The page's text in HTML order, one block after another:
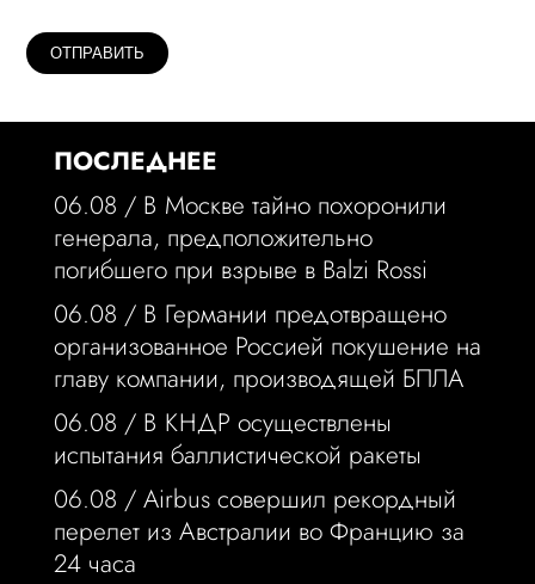
ПОСЛЕДНЕЕ
06.08 / В Москве тайно похоронили
генерала, предположительно
погибшего при взрыве в Balzi Rossi
06.08 / В Германии предотвращено
организованное Россией покушение на
главу компании, производящей БПЛА
06.08 / В КНДР осуществлены
испытания баллистической ракеты
06.08 / Airbus совершил рекордный
перелет из Австралии во Францию за
24 часа